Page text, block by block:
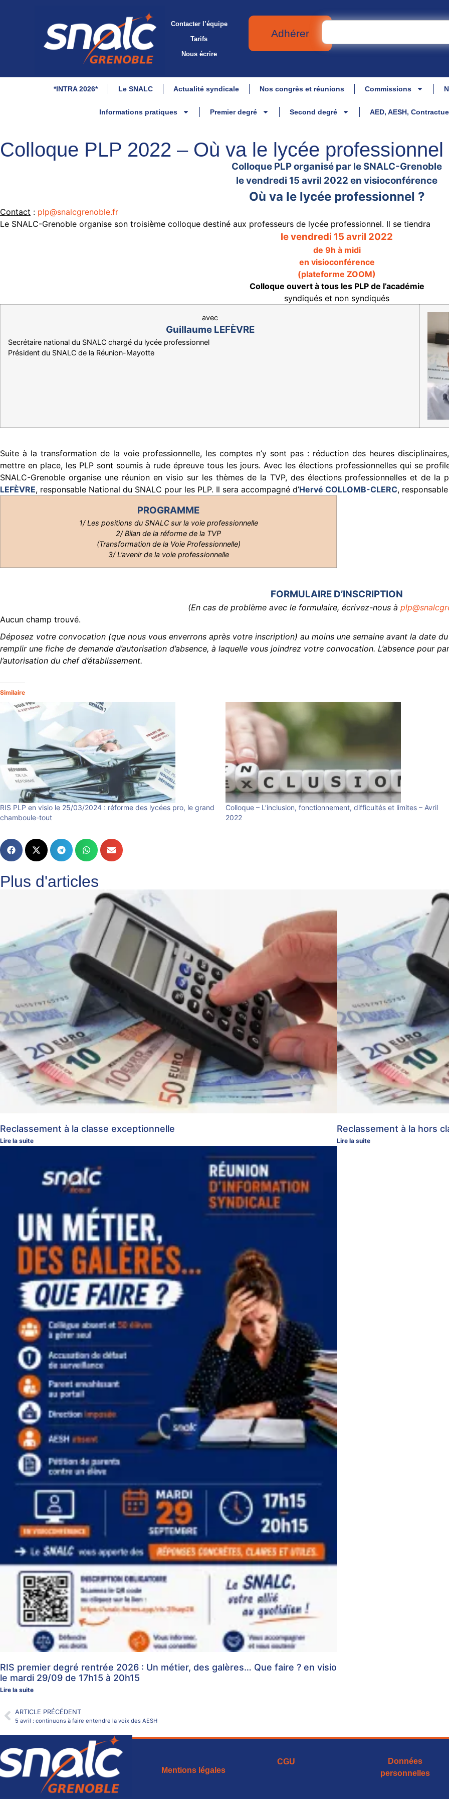
Contacter l’équipe
Tarifs
Nous écrire
Adhérer
*INTRA 2026* Le SNALC Actualité syndicale Nos congrès et réunions Commissions
Informations pratiques Premier degré Second degré AED, AESH,
Colloque PLP 2022 – Où va le lycée professionnel
Colloque PLP organisé par le SNALC-Grenoble
le vendredi 15 avril 2022 en visioconférence
Où va le lycée professionnel ?
Contact : plp@snalcgrenoble.fr
Le SNALC-Grenoble organise son troisième colloque destiné aux professeurs de lycée professionnel. Il se tiendra
le vendredi 15 avril 2022
de 9h à midi
en visioconférence
(plateforme ZOOM)
Colloque ouvert à tous les PLP de l’académie
syndiqués et non syndiqués
avec
Guillaume LEFÈVRE
Secrétaire national du SNALC chargé du lycée professionnel
Président du SNALC de la Réunion-Mayotte
Suite à la transformation de la voie professionnelle, les comptes n’y sont pas : réduction des heures
mettre en place, les PLP sont soumis à rude épreuve tous les jours. Avec les élections professionnelles qui se
SNALC-Grenoble organise une réunion en visio sur les thèmes de la TVP, des élections professionnelles et de la
LEFÈVRE, responsable National du SNALC pour les PLP. Il sera accompagné d’Hervé COLLOMB-CLERC,
PROGRAMME
1/ Les positions du SNALC sur la voie professionnelle
2/ Bilan de la réforme de la TVP
(Transformation de la Voie Professionnelle)
3/ L’avenir de la voie professionnelle
FORMULAIRE D’INSCRIPTION
(En cas de problème avec le formulaire, écrivez-nous à plp
Aucun champ trouvé.
Déposez votre convocation (que nous vous enverrons après votre inscription) au moins une semaine avant la date
remplir une fiche de demande d’autorisation d’absence, à laquelle vous joindrez votre convocation. L’absence pour
l’autorisation du chef d’établissement.
Similaire
RIS PLP en visio le 25/03/2024 : réforme des lycées pro, le grand
chamboule-tout
Colloque – L’inclusion, fonctionnement, difficultés et limites – Avril
2022
Plus d'articles
Reclassement à la classe exceptionnelle
Lire la suite
Reclassement à la hors
Lire la suite
RIS premier degré rentrée 2026 : Un métier, des galères… Que faire ? en visio
le mardi 29/09 de 17h15 à 20h15
Lire la suite
ARTICLE PRÉCÉDENT
5 avril : continuons à faire entendre la voix des AESH
Mentions légales
CGU
Données
personnelles